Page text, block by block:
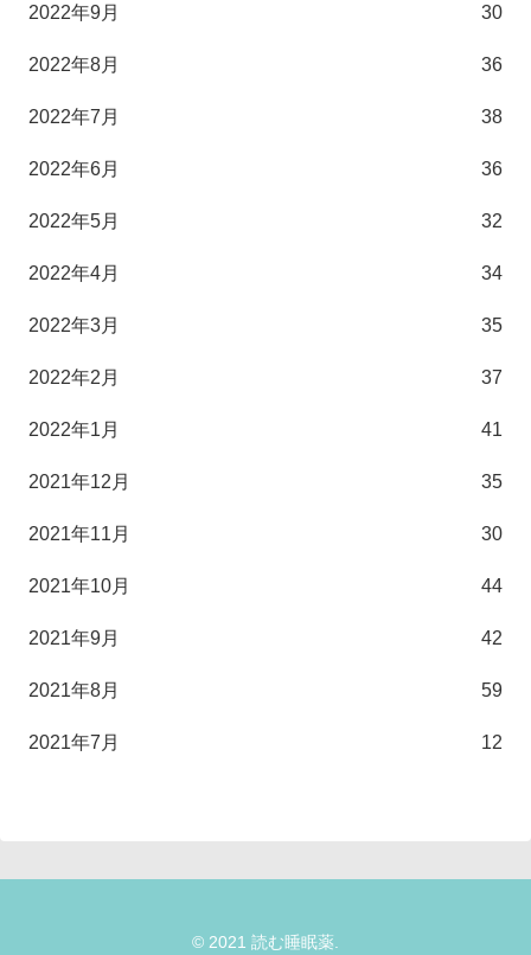
2022年9月 30
2022年8月 36
2022年7月 38
2022年6月 36
2022年5月 32
2022年4月 34
2022年3月 35
2022年2月 37
2022年1月 41
2021年12月 35
2021年11月 30
2021年10月 44
2021年9月 42
2021年8月 59
2021年7月 12
© 2021 読む睡眠薬.